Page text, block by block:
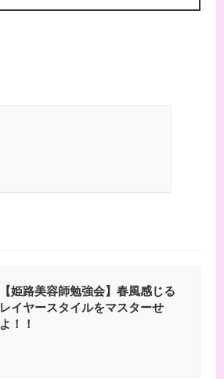
【姫路美容師勉強会】春風感じる
レイヤースタイルをマスターせ
よ！！